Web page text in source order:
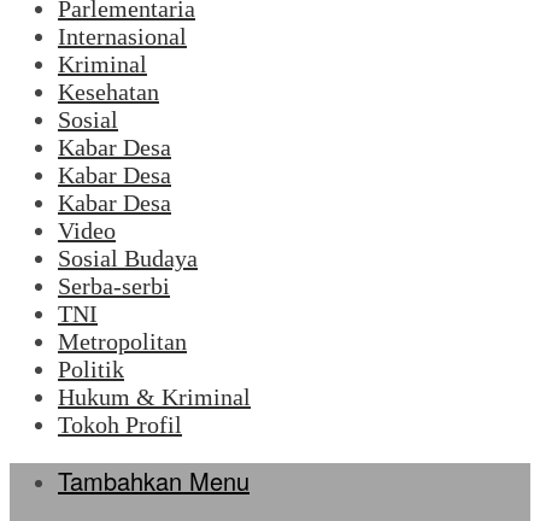
Parlementaria
Internasional
Kriminal
Kesehatan
Sosial
Kabar Desa
Kabar Desa
Kabar Desa
Video
Sosial Budaya
Serba-serbi
TNI
Metropolitan
Politik
Hukum & Kriminal
Tokoh Profil
Tambahkan Menu